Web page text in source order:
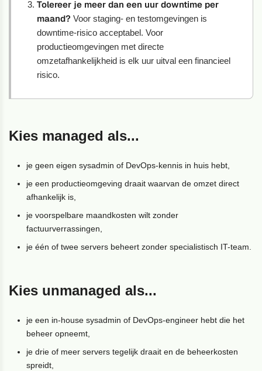
Tolereer je meer dan een uur downtime per
maand? Voor staging- en testomgevingen is
downtime-risico acceptabel. Voor
productieomgevingen met directe
omzetafhankelijkheid is elk uur uitval een financieel
risico.
Kies managed als...
je geen eigen sysadmin of DevOps-kennis in huis hebt,
je een productieomgeving draait waarvan de omzet direct
afhankelijk is,
je voorspelbare maandkosten wilt zonder
factuurverrassingen,
je één of twee servers beheert zonder specialistisch IT-team.
Kies unmanaged als...
je een in-house sysadmin of DevOps-engineer hebt die het
beheer opneemt,
je drie of meer servers tegelijk draait en de beheerkosten
spreidt,